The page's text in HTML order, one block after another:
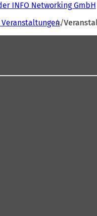
INFO Networking GmbH
Veranstaltungen